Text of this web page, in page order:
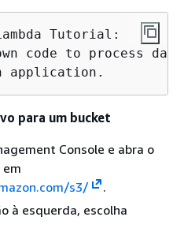
code to process
para um bucket
Console e abra o
em
s3/
.
à esquerda, escolha